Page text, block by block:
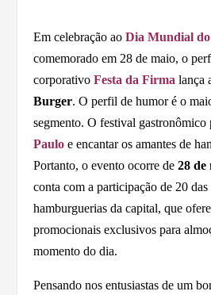
Em celebração aoDia Mundial
comemorado em 28 de maio, o
corporativoFesta da Firma lança
Burger. O perfil de humor é o
segmento. O festival
Paulo e encantar os amantes de
Portanto, o evento ocorre de28 de
conta com a participação de 20 das
hamburguerias da capital, que
promocionais exclusivos para
momento do dia.
Pensando nos entusiastas de um